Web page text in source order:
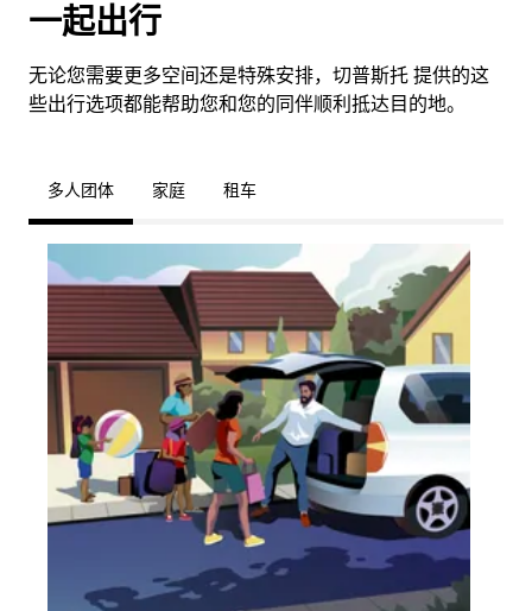
一起出行
无论您需要更多空间还是特殊安排，切普斯托 提供的这
些出行选项都能帮助您和您的同伴顺利抵达目的地。
多人团体 家庭 租车